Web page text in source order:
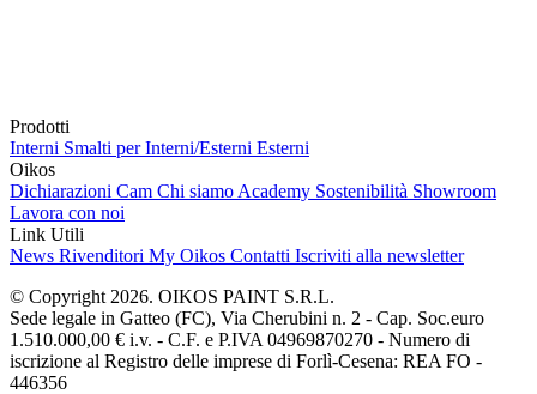
Prodotti
Interni Smalti per Interni/Esterni Esterni
Oikos
Dichiarazioni Cam Chi siamo Academy Sostenibilità Showroom
Lavora con noi
Link Utili
News Rivenditori My Oikos Contatti Iscriviti alla newsletter
© Copyright 2026. OIKOS PAINT S.R.L.
Sede legale in Gatteo (FC), Via Cherubini n. 2 - Cap. Soc.euro
1.510.000,00 € i.v. - C.F. e P.IVA 04969870270 - Numero di
iscrizione al Registro delle imprese di Forlì-Cesena: REA FO -
446356